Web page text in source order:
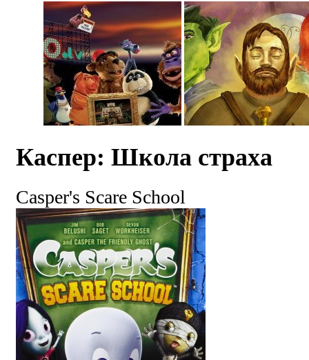
Каспер: Школа страха
Casper's Scare School